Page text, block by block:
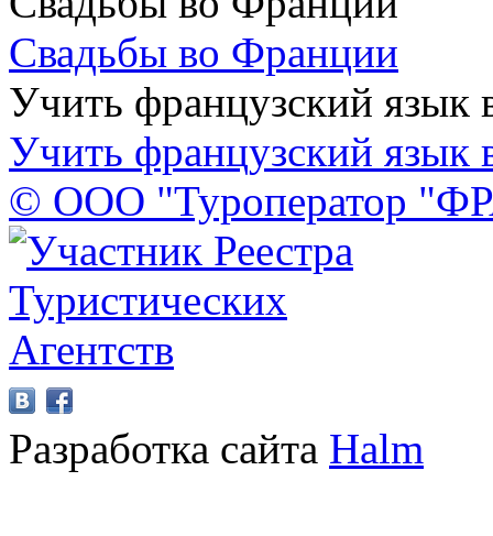
Свадьбы во Франции
Учить французский язык
Учить французский язык
© ООО "Туроператор
Разработка сайта Halm